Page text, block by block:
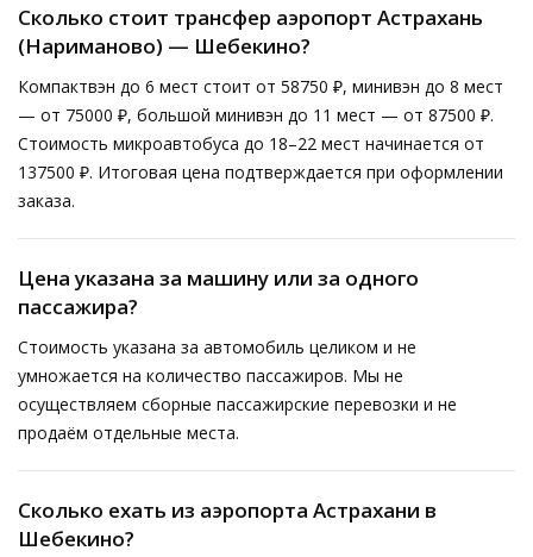
Сколько стоит трансфер аэропорт Астрахань
(Нариманово) — Шебекино?
Компактвэн до 6 мест стоит от 58750 ₽, минивэн до 8 мест
— от 75000 ₽, большой минивэн до 11 мест — от 87500 ₽.
Стоимость микроавтобуса до 18–22 мест начинается от
137500 ₽. Итоговая цена подтверждается при оформлении
заказа.
Цена указана за машину или за одного
пассажира?
Стоимость указана за автомобиль целиком и не
умножается на количество пассажиров. Мы не
осуществляем сборные пассажирские перевозки и не
продаём отдельные места.
Сколько ехать из аэропорта Астрахани в
Шебекино?